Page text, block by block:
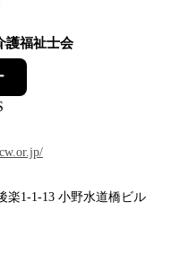
護福祉士会
ー
楽1-1-13 小野水道橋ビル